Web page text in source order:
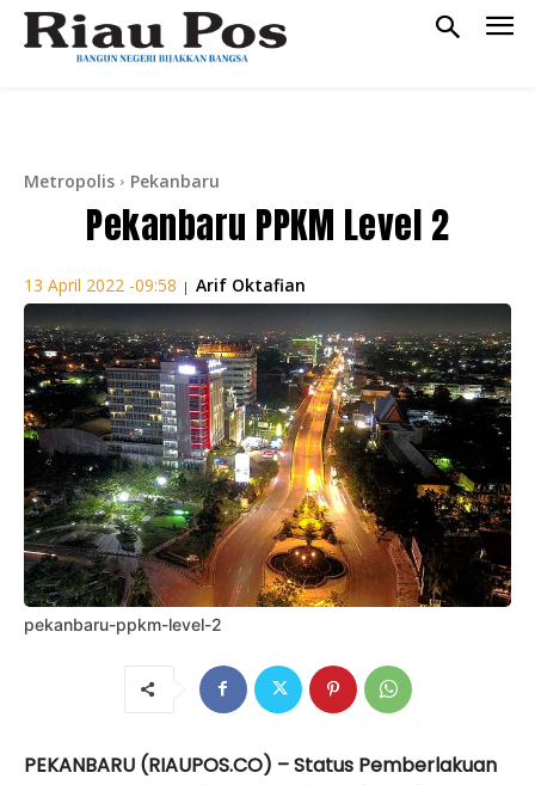
Metropolis Pekanbaru
Pekanbaru PPKM Level 2
13 April 2022 -09:58 | Arif Oktafian
pekanbaru-ppkm-level-2
PEKANBARU (RIAUPOS.CO) – Status Pemberlakuan